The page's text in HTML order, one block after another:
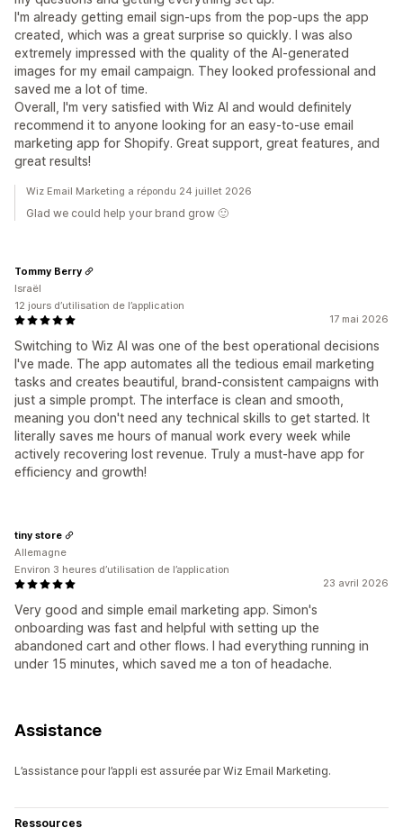
I'm already getting email sign-ups from the pop-ups the app
created, which was a great surprise so quickly. I was also
extremely impressed with the quality of the AI-generated
images for my email campaign. They looked professional and
saved me a lot of time.
Overall, I'm very satisfied with Wiz AI and would definitely
recommend it to anyone looking for an easy-to-use email
marketing app for Shopify. Great support, great features, and
great results!
Wiz Email Marketing a répondu 24 juillet 2026
Glad we could help your brand grow 🙂
17 mai 2026
Switching to Wiz AI was one of the best operational decisions
I've made. The app automates all the tedious email marketing
tasks and creates beautiful, brand-consistent campaigns with
just a simple prompt. The interface is clean and smooth,
meaning you don't need any technical skills to get started. It
literally saves me hours of manual work every week while
actively recovering lost revenue. Truly a must-have app for
efficiency and growth!
Tommy Berry
Israël
12 jours d’utilisation de l’application
23 avril 2026
Very good and simple email marketing app. Simon's
onboarding was fast and helpful with setting up the
abandoned cart and other flows. I had everything running in
under 15 minutes, which saved me a ton of headache.
tiny store
Allemagne
Environ 3 heures d’utilisation de l’application
Assistance
L’assistance pour l’appli est assurée par Wiz Email Marketing.
Ressources